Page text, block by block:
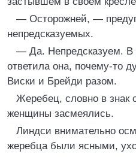
— Осторожней, —
непредсказуемых.
— Да. Непредсказуем.
ответила она, почему-то
Виски и Брейди разом.
Жеребец, словно в знак
женщины засмеялись.
Линдси внимательно
жеребца были ясными,